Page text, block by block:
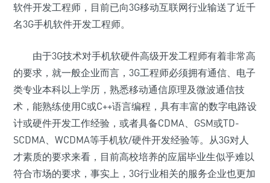
软件开发工程师，目前已向3G移动互联网行业输送了近千
名3G手机软件开发工程师。
由于3G技术对手机软硬件高级开发工程师有着非常高
的要求，就一般企业而言，3G工程师必须拥有通信、电子
类专业本科以上学历，熟悉移动通信原理及微波通信技
术，能熟练使用C或C++语言编程，具有丰富的数字电路设
计或硬件开发工作经验，或者具备CDMA、GSM或TD-
SCDMA、WCDMA等手机软/硬件开发经验等。从3G对人
才素质的要求来看，目前高校培养的应届毕业生似乎难以
符合市场的要求，事实上，3G行业相关的服务企业也更加